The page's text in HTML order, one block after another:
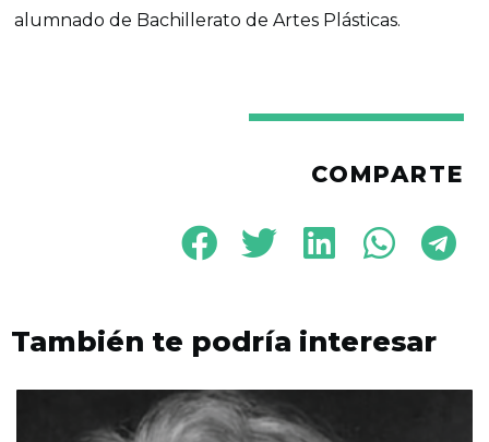
alumnado de Bachillerato de Artes Plásticas.
COMPARTE
También te podría interesar